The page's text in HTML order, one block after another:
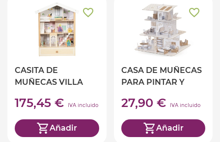
CASITA DE
MUÑECAS VILLA
175,45 € IVA incluido
Añadir
CASA DE MUÑECAS
PARA PINTAR Y
27,90 € IVA incluido
Añadir